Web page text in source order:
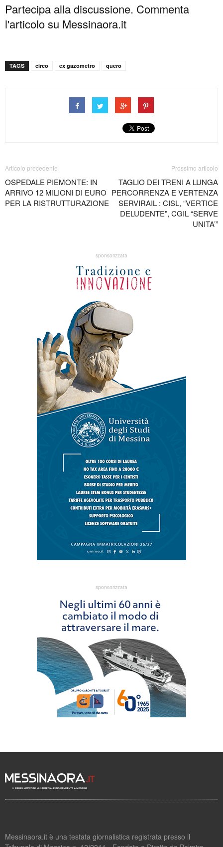
Partecipa alla discussione. Commenta
l'articolo su Messinaora.it
TAGS circo ex gazometro quero
Articolo precedente
OSPEDALE PIEMONTE: IN
ARRIVO 12 MILIONI DI EURO
PER LA RISTRUTTURAZIONE
Prossimo articolo
TAGLIO DEI TRENI A LUNGA
PERCORRENZA E VERTENZA
SERVIRAIL : CISL, “VERTICE
DELUDENTE”, CGIL “SERVE
UNITA’”
sponsorizzata
sponsorizzata
Messinaora.it è una testata giornalistica registrata presso il